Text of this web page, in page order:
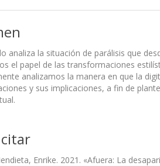
analiza la situación de parálisis que
el papel de las transformaciones
analizamos la manera en que la
y sus implicaciones, a fin de
Enrike. 2021. «Afuera: La